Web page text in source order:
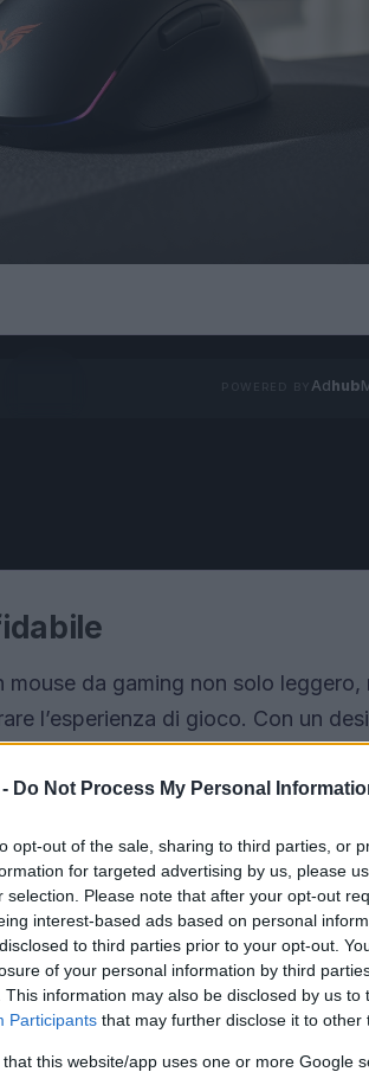
Do Not Process My Personal
opt-out of the sale, sharing to third parties, or
for targeted advertising by us, please
selection. Please note that after your opt-out
interest-based ads based on personal
to third parties prior to your opt-out.
of your personal information by third
This information may also be disclosed by us to
Participants that may further disclose it to other
that this website/app uses one or more Google
Adhub
mouse da gaming non solo leggero,
l’esperienza di gioco. Con un
e originalità, il M916 è un
ultra-leggeri e di una forma
affaticamento, rendendolo
molte ore al computer.